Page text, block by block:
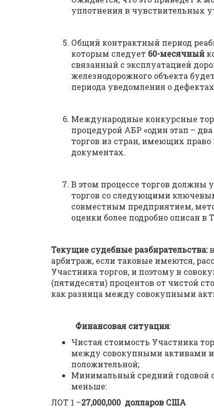
уплотнения в чувствительных
Общий контрактный период
которым следует 60-месячный
связанный с эксплуатацией
железнодорожного объекта
периода уведомления о
Международные конкурсные
процедурой АБР «один этап –
торгов из стран, имеющих
документах.
В этом процессе торгов должны
торгов со следующими
совместным предприятием,
оценки более подробно описан
Текущие судебные разбирательства:
арбитраж, если таковые имеются,
Участника торгов, и поэтому в
(пятидесяти) процентов от чистой
как разница между совокупными
Финансовая ситуация:
Чистая стоимость Участника
между совокупными активами
положительной;
Минимальный средний годовой
меньше:
ЛОТ 1 –27,000,000 долларов США